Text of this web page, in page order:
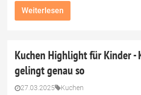
Weiterlesen
Kuchen Highlight für Kinder -
gelingt genau so
27.03.2025 Kuchen